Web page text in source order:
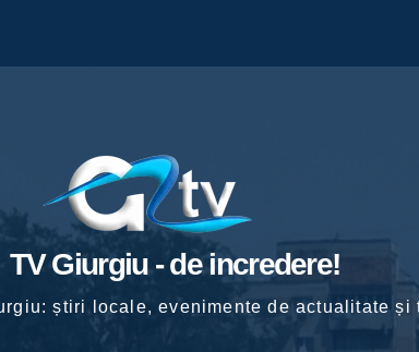
TV Giurgiu - de incredere!
știri locale, evenimente de actualitate